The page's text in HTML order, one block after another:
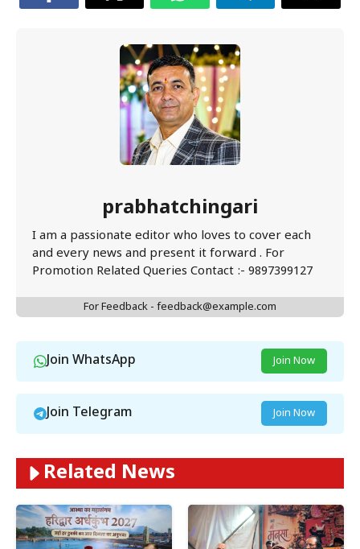
prabhatchingari
I am a passionate editor who loves to cover each
and every news and present it forward . For
Promotion Related Queries Contact :- 9897399127
For Feedback - feedback@example.com
Join WhatsApp Join Now
Join Telegram Join Now
Related News